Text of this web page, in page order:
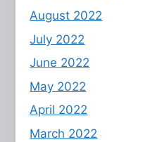
August 2022
July 2022
June 2022
May 2022
April 2022
March 2022